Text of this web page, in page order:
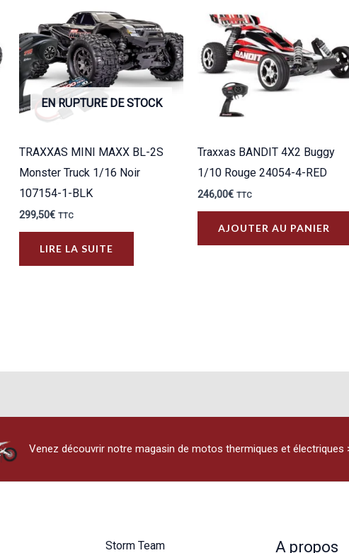
EN RUPTURE DE STOCK
TRAXXAS MINI MAXX BL-2S
Monster Truck 1/16 Noir
107154-1-BLK
299,50€ TTC
LIRE LA SUITE
Traxxas BANDIT 4X2 Buggy
1/10 Rouge 24054-4-RED
246,00€ TTC
AJOUTER AU PANIER
Venez découvrir notre magasin de motos thermiques et électriques
Storm Team A propos